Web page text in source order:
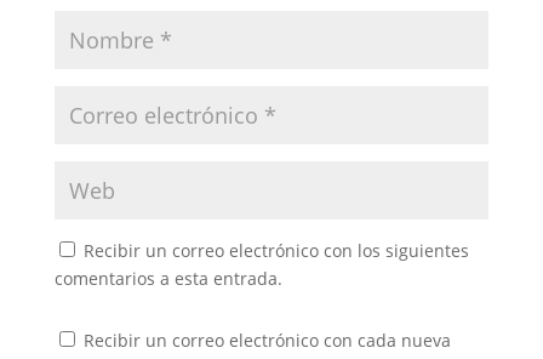
Recibir un correo electrónico con los siguientes
comentarios a esta entrada.
Recibir un correo electrónico con cada nueva